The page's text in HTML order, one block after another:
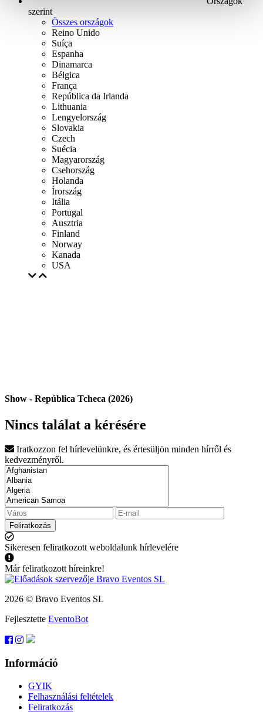
szerint
Összes országok
Reino Unido
Suíça
Espanha
Dinamarca
Bélgica
França
República da Irlanda
Lithuania
Lengyelország
Slovakia
Czech
Suécia
Magyarország
Csehország
Holanda
Írország
Itália
Portugal
Ausztria
Finland
Norway
Kanada
USA
Show - República Tcheca (2026)
Nincs találat a kérésére
Iratkozzon fel hírlevelünkre, és értesüljön minden hírről és
kedvezményről.
Feliratkozás
Sikeresen feliratkozott weboldalunk hírlevelére
Már feliratkozott híreinkre!
2026 © Bravo Eventos SL
Fejlesztette EventoBot
Információ
GYIK
Felhasználási feltételek
Feliratkozás